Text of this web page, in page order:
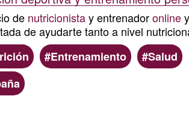
de nutricionistay entrenadoronliney
de ayudarte tanto a nivel
Entrenamiento
Salud